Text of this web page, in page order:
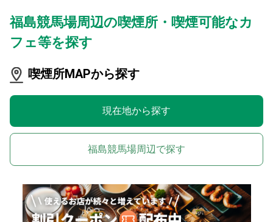
福島競馬場周辺の喫煙所・喫煙可能なカ
フェ等を探す
喫煙所MAPから探す
現在地から探す
福島競馬場周辺で探す